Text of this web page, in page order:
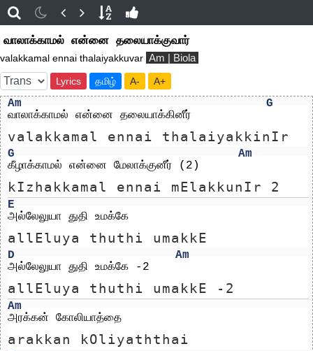
வாலாக்காமல் என்னை தலையாக்குவார்
valakkamal ennai thalaiyakkuvar Am | Biola
Lyrics தமிழ் A- A+
Am
G
வாலாக்காமல் என்னை தலையாக்கினீர்
valakkamal ennai thalaiyakkinIr
G
Am
கீழாக்காமல் என்னை மேலாக்குனீர் (2)
kIzhakkamal ennai mElakkunIr 2
E
அல்லேலுயா துதி உமக்கே
allEluya thuthi umakkE
D
Am
அல்லேலுயா துதி உமக்கே -2
allEluya thuthi umakkE -2
Am
அரக்கன் கோலியாத்தை
arakkan kOliyaththai